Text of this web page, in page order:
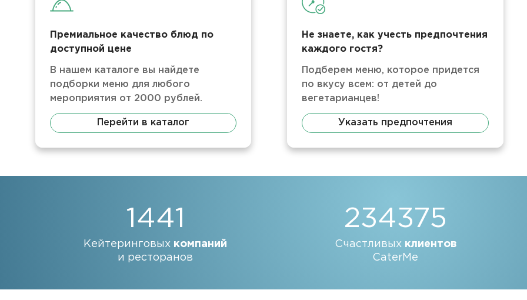
Премиальное качество блюд по
доступной цене
В нашем каталоге вы найдете
подборки меню для любого
мероприятия от 2000 рублей.
Перейти в каталог
Не знаете, как учесть предпочтения
каждого гостя?
Подберем меню, которое придется
по вкусу всем: от детей до
вегетарианцев!
Указать предпочтения
1441
Кейтеринговых компаний
и ресторанов
234375
Счастливых клиентов
CaterMe